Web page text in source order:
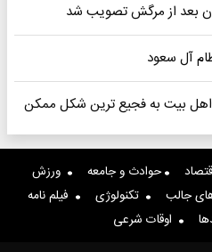
بعد از مرگش تصویب شد
آل سعود
بیت به فجیع ترین شکل ممکن
حوادث و جامعه
ورزش
جالب تکنولوژی
فیلم نامه
اوقات شرعی